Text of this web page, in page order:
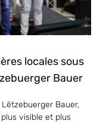
locales sous
Bauer
Bauer,
visible et plus